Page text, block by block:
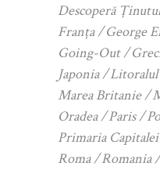
Descoperă
Franța
George
Going-Out
Japonia
Litoralul
Marea Britanie
Oradea
Paris
Primaria Capitalei
Roma
Romania